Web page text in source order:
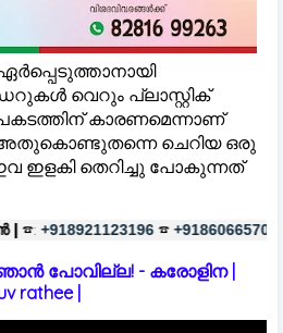
വെറും പ്ലാസ്റ്റിക്
കാരണമെന്നാണ്
അതുകൊണ്ടുതന്നെ ചെറിയ ഒരു
ഇളകി തെറിച്ചു പോകുന്നത്
☎ +918606657037
പോവില്ല! - കരോളിന |
rathee |